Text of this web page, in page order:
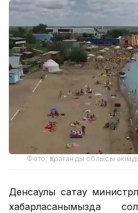
Фото: Қарағанды ​​облысы
Денсаулық сақтау
хабарласқанымызда